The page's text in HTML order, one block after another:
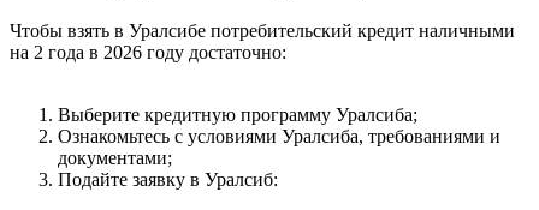
Чтобы взять в Уралсибе потребительский кредит наличными
на 2 года в 2026 году достаточно:
Выберите кредитную программу Уралсиба;
Ознакомьтесь с условиями Уралсиба, требованиями и
документами;
Подайте заявку в Уралсиб: